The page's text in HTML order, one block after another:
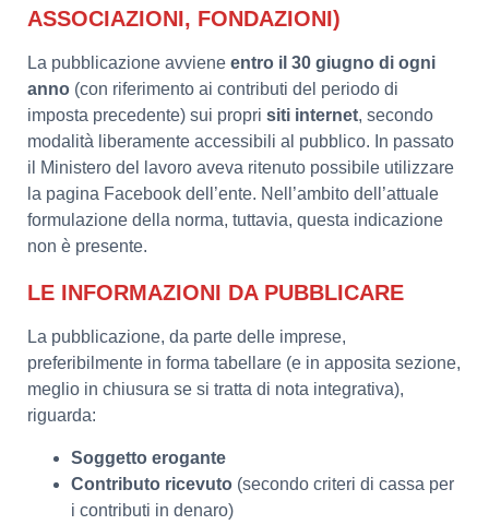
ASSOCIAZIONI, FONDAZIONI)
La pubblicazione avviene entro il 30 giugno di ogni
anno (con riferimento ai contributi del periodo di
imposta precedente) sui propri siti internet, secondo
modalità liberamente accessibili al pubblico. In passato
il Ministero del lavoro aveva ritenuto possibile utilizzare
la pagina Facebook dell’ente. Nell’ambito dell’attuale
formulazione della norma, tuttavia, questa indicazione
non è presente.
LE INFORMAZIONI DA PUBBLICARE
La pubblicazione, da parte delle imprese,
preferibilmente in forma tabellare (e in apposita sezione,
meglio in chiusura se si tratta di nota integrativa),
riguarda:
Soggetto erogante
Contributo ricevuto (secondo criteri di cassa per
i contributi in denaro)